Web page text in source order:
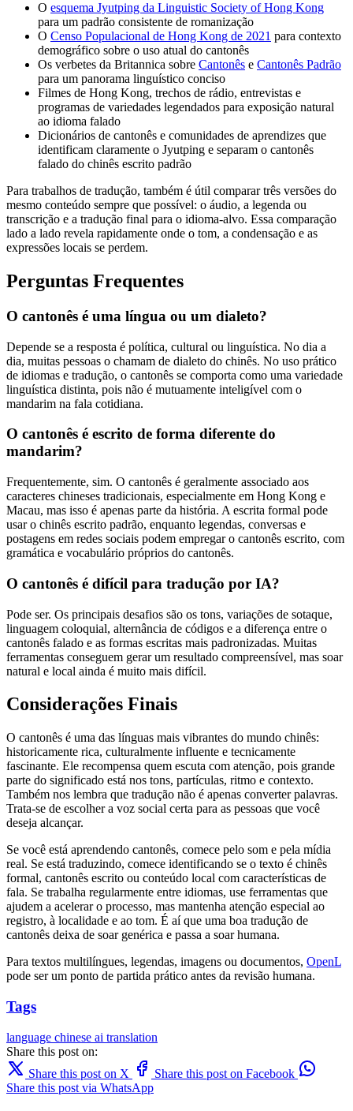
O esquema Jyutping da Linguistic Society of Hong Kong
para um padrão consistente de romanização
O Censo Populacional de Hong Kong de 2021 para contexto
demográfico sobre o uso atual do cantonês
Os verbetes da Britannica sobre Cantonês e Cantonês Padrão
para um panorama linguístico conciso
Filmes de Hong Kong, trechos de rádio, entrevistas e
programas de variedades legendados para exposição natural
ao idioma falado
Dicionários de cantonês e comunidades de aprendizes que
identificam claramente o Jyutping e separam o cantonês
falado do chinês escrito padrão
Para trabalhos de tradução, também é útil comparar três versões do
mesmo conteúdo sempre que possível: o áudio, a legenda ou
transcrição e a tradução final para o idioma-alvo. Essa comparação
lado a lado revela rapidamente onde o tom, a condensação e as
expressões locais se perdem.
Perguntas Frequentes
O cantonês é uma língua ou um dialeto?
Depende se a resposta é política, cultural ou linguística. No dia a
dia, muitas pessoas o chamam de dialeto do chinês. No uso prático
de idiomas e tradução, o cantonês se comporta como uma variedade
linguística distinta, pois não é mutuamente inteligível com o
mandarim na fala cotidiana.
O cantonês é escrito de forma diferente do
mandarim?
Frequentemente, sim. O cantonês é geralmente associado aos
caracteres chineses tradicionais, especialmente em Hong Kong e
Macau, mas isso é apenas parte da história. A escrita formal pode
usar o chinês escrito padrão, enquanto legendas, conversas e
postagens em redes sociais podem empregar o cantonês escrito, com
gramática e vocabulário próprios do cantonês.
O cantonês é difícil para tradução por IA?
Pode ser. Os principais desafios são os tons, variações de sotaque,
linguagem coloquial, alternância de códigos e a diferença entre o
cantonês falado e as formas escritas mais padronizadas. Muitas
ferramentas conseguem gerar um resultado compreensível, mas soar
natural e local ainda é muito mais difícil.
Considerações Finais
O cantonês é uma das línguas mais vibrantes do mundo chinês:
historicamente rica, culturalmente influente e tecnicamente
fascinante. Ele recompensa quem escuta com atenção, pois grande
parte do significado está nos tons, partículas, ritmo e contexto.
Também nos lembra que tradução não é apenas converter palavras.
Trata-se de escolher a voz social certa para as pessoas que você
deseja alcançar.
Se você está aprendendo cantonês, comece pelo som e pela mídia
real. Se está traduzindo, comece identificando se o texto é chinês
formal, cantonês escrito ou conteúdo local com características de
fala. Se trabalha regularmente entre idiomas, use ferramentas que
ajudem a acelerar o processo, mas mantenha atenção especial ao
registro, à localidade e ao tom. É aí que uma boa tradução de
cantonês deixa de soar genérica e passa a soar humana.
Para textos multilíngues, legendas, imagens ou documentos, OpenL
pode ser um ponto de partida prático antes da revisão humana.
Tags
language chinese ai translation
Share this post on:
Share this post on X
Share this post on Facebook
Share this post via WhatsApp